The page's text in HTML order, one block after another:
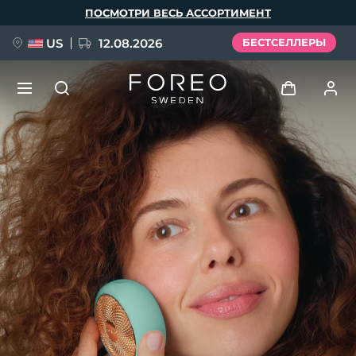
ПОСМОТРИ ВЕСЬ АССОРТИМЕНТ
US 12.08.2026 БЕСТСЕЛЛЕРЫ
Войти
Профиль пользователя
Мои приборы
Мои заказы
Мои адреса
Мои подписки
НОВИНКА
FAQ™ Pure Beauty-Tech Elixir
BREAKING NEWS
issa™ Teeth Whitening Set
Язык
English Deutsch
Español
Français
Italiano
Português
Polski
Svenska
Русский
Türkçe
简体中文 繁體中文